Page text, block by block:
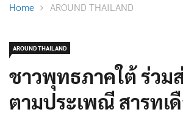
Home AROUND THAILAND
AROUND THAILAND
ชาวพุทธภาคใต้ ร่วม
ตามประเพณี สารทเ